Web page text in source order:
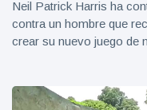
Neil Patrick Harris ha
contra un hombre que
crear su nuevo juego de